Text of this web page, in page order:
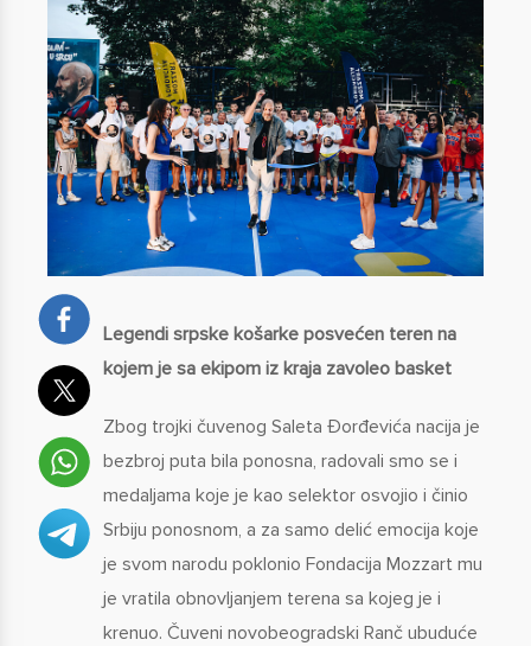
Legendi srpske košarke posvećen teren na
kojem je sa ekipom iz kraja zavoleo basket
Zbog trojki čuvenog Saleta Đorđevića nacija je
bezbroj puta bila ponosna, radovali smo se i
medaljama koje je kao selektor osvojio i činio
Srbiju ponosnom, a za samo delić emocija koje
je svom narodu poklonio Fondacija Mozzart mu
je vratila obnovljanjem terena sa kojeg je i
krenuo. Čuveni novobeogradski Ranč ubuduće